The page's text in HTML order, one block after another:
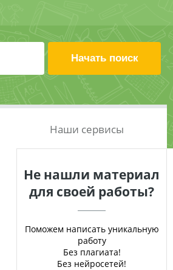
Наши сервисы
Не нашли материал
для своей работы?
Поможем написать уникальную
работу
Без плагиата!
Без нейросетей!